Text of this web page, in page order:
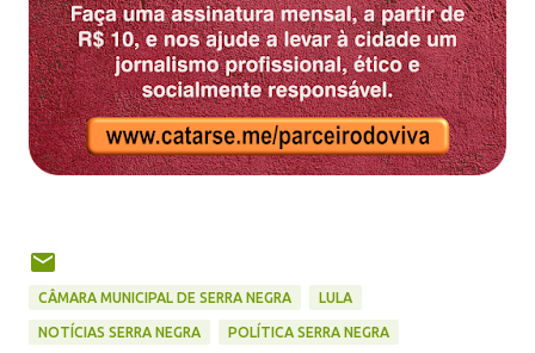
CÂMARA MUNICIPAL DE SERRA NEGRA LULA
NOTÍCIAS SERRA NEGRA POLÍTICA SERRA NEGRA